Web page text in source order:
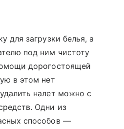
для загрузки белья, а
под ним чистоту
дорогостоящей
в этом нет
налет можно с
Одни из
способов —